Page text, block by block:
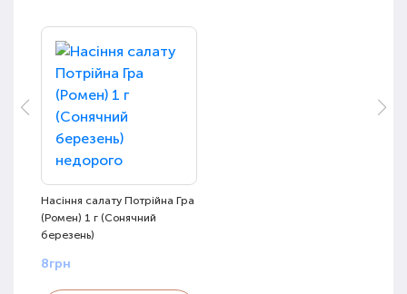
Насіння салату Потрійна Гра
(Ромен) 1 г (Сонячний
березень)
8грн